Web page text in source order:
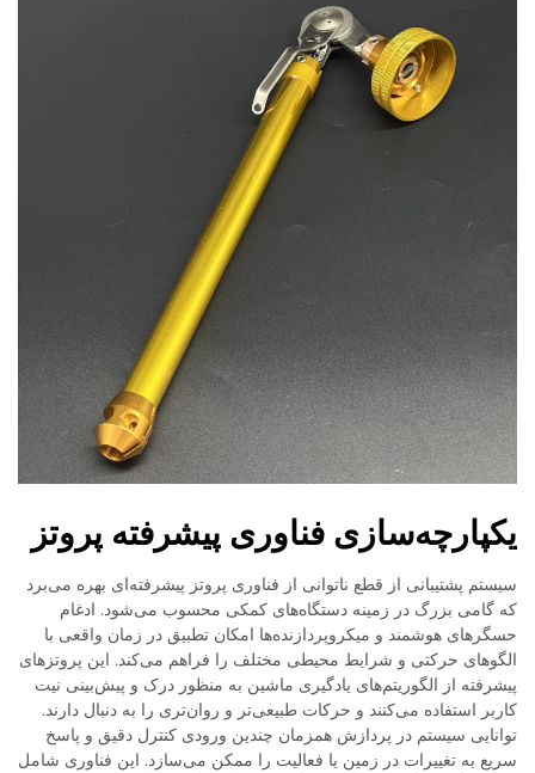
یکپارچه‌سازی فناوری پیشرفته پروتز
سیستم پشتیبانی از قطع ناتوانی از فناوری پروتز پیشرفته‌ای بهره می‌برد
که گامی بزرگ در زمینه دستگاه‌های کمکی محسوب می‌شود. ادغام
حسگرهای هوشمند و میکروپردازنده‌ها امکان تطبیق در زمان واقعی با
الگوهای حرکتی و شرایط محیطی مختلف را فراهم می‌کند. این پروتزهای
پیشرفته از الگوریتم‌های یادگیری ماشین به منظور درک و پیش‌بینی نیت
کاربر استفاده می‌کنند و حرکات طبیعی‌تر و روان‌تری را به دنبال دارند.
توانایی سیستم در پردازش همزمان چندین ورودی کنترل دقیق و پاسخ
سریع به تغییرات در زمین یا فعالیت را ممکن می‌سازد. این فناوری شامل